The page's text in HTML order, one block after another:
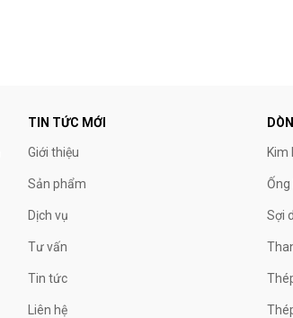
TIN TỨC MỚI
Giới thiệu
Sản phẩm
Dịch vụ
Tư vấn
Tin tức
Liên hệ
Kim
Sợi